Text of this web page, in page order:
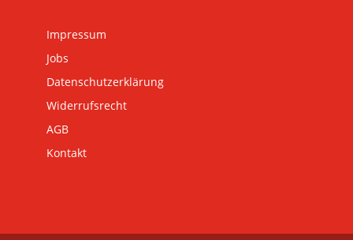
Impressum
Jobs
Datenschutzerklärung
Widerrufsrecht
AGB
Kontakt